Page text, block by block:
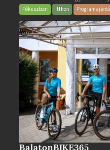
bejegyzéshez
Fókuszban Itthon Programajánló
BalatonBIKE365